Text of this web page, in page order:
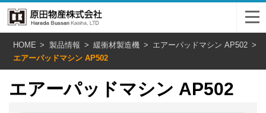
HOME 製品情報 緩衝材製造機
エアーパッドマシン AP502
エアーパッドマシン AP502
エアーパッドマシン AP502